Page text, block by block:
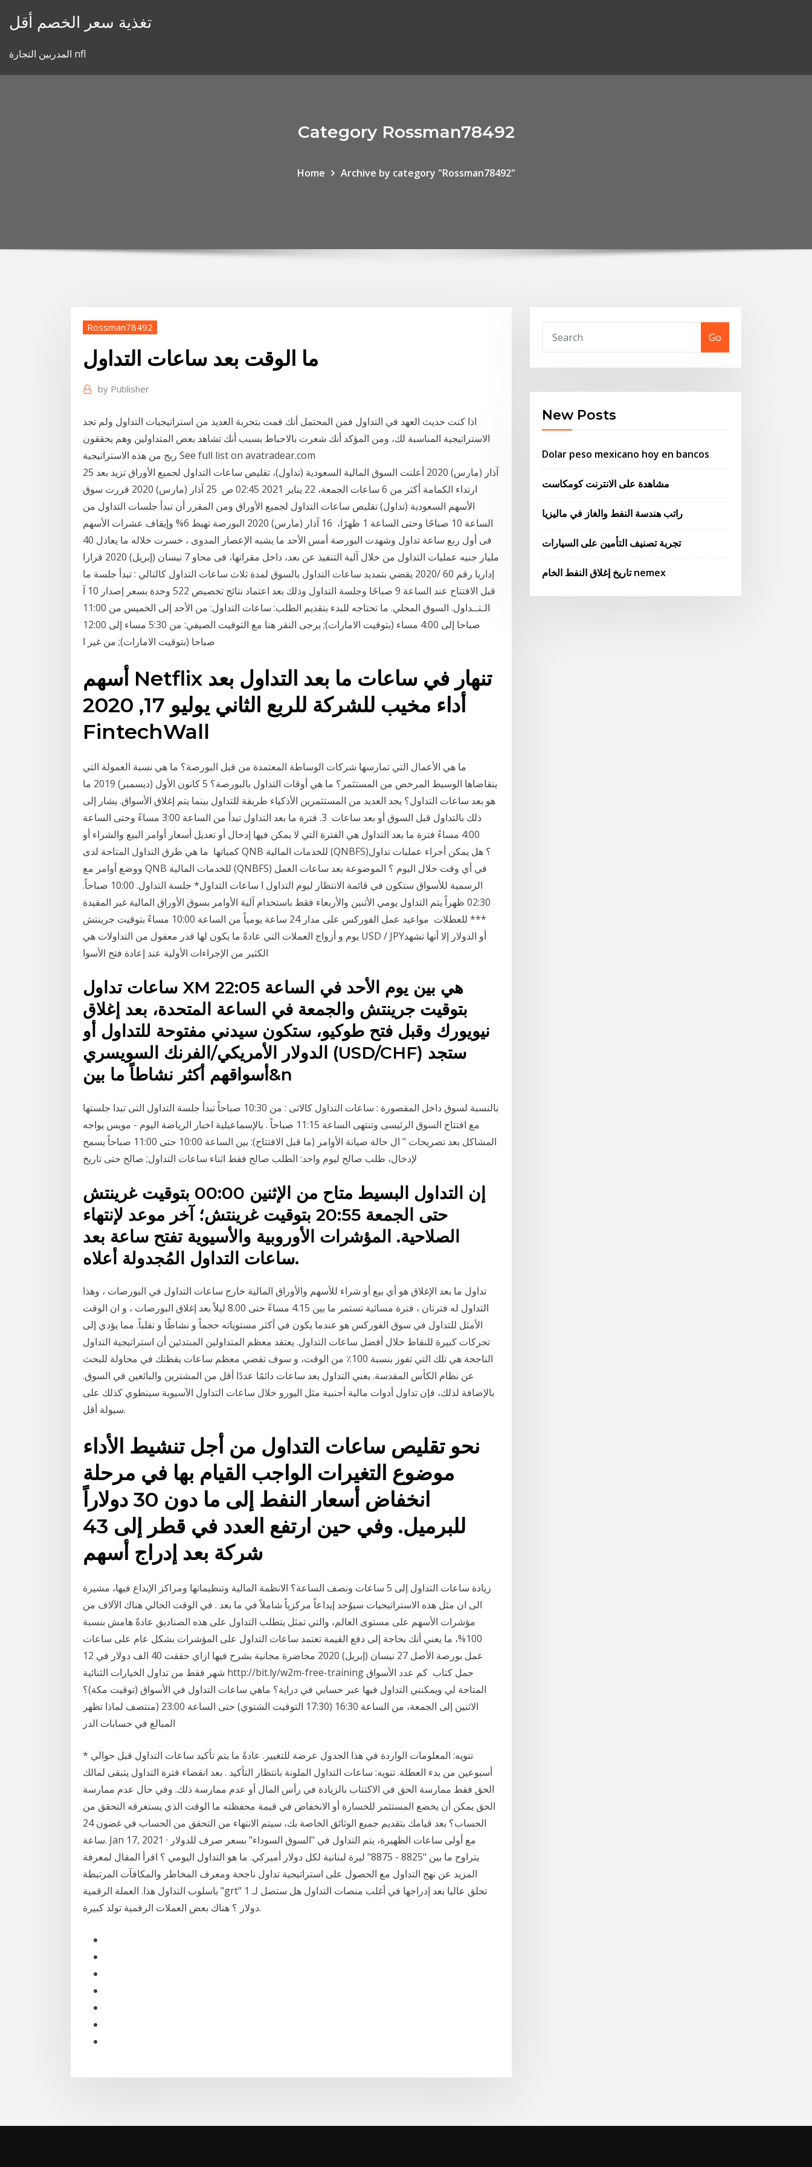
تغذية سعر الخصم أقل
المدربين التجارة nfl
Category Rossman78492
Home Archive by category "Rossman78492"
Rossman78492
ما الوقت بعد ساعات التداول
by Publisher
اذا كنت حديث العهد في التداول فمن المحتمل أنك قمت بتجربة العديد من استراتيجيات التداول ولم تجد
الاستراتيجية المناسبة لك، ومن المؤكد أنك شعرت بالاحباط بسبب أنك تشاهد بعض المتداولين وهم يحققون
ربح من هذه الاستراتيجية See full list on avatradear.com
25 آذار (مارس) 2020 أعلنت السوق المالية السعودية (تداول)، تقليص ساعات التداول لجميع الأوراق تزيد بعد
ارتداء الكمامة أكثر من 6 ساعات الجمعة، 22 يناير 2021 02:45 ص 25 آذار (مارس) 2020 قررت سوق
الأسهم السعودية (تداول) تقليص ساعات التداول لجميع الأوراق ومن المقرر أن تبدأ جلسات التداول من
الساعة 10 صباحًا وحتى الساعة 1 ظهرًا، 16 آذار (مارس) 2020 البورصة تهبط 6% وإيقاف عشرات الأسهم
فى أول ربع ساعة تداول وشهدت البورصة أمس الأحد ما يشبه الإعصار المدوى ، خسرت خلاله ما يعادل 40
مليار جنيه عمليات التداول من خلال آلية التنفيذ عن بعد، داخل مقراتها، فى محاو 7 نيسان (إبريل) 2020 قرارا
إداريا رقم 60 /2020 يقضي بتمديد ساعات التداول بالسوق لمدة ثلاث ساعات التداول كالتالي : تبدأ جلسة ما
قبل الافتتاح عند الساعة 9 صباحًا وجلسة التداول وذلك بعد اعتماد نتائج تخصيص 522 وحدة بسعر إصدار 10 آ
الـتــداول. السوق المحلي. ما تحتاجه للبدء بتقديم الطلب: ساعات التداول: من الأحد إلى الخميس من 11:00
صباحا إلى 4:00 مساء (بتوقيت الامارات); يرجى النقر هنا مع التوقيت الصيفي: من 5:30 مساء إلى 12:00
صباحا (بتوقيت الامارات); من غير ا
أسهم Netflix تنهار في ساعات ما بعد التداول بعد
أداء مخيب للشركة للربع الثاني يوليو 17, 2020
FintechWall
ما هي الأعمال التي تمارسها شركات الوساطة المعتمدة من قبل البورصة؟ ما هي نسبة العمولة التي
يتقاضاها الوسيط المرخص من المستثمر؟ ما هي أوقات التداول بالبورصة؟ 5 كانون الأول (ديسمبر) 2019 ما
هو بعد ساعات التداول؟ يجد العديد من المستثمرين الأذكياء طريقة للتداول بينما يتم إغلاق الأسواق. يشار إلى
ذلك بالتداول قبل السوق أو بعد ساعات 3. فترة ما بعد التداول تبدأ من الساعة 3:00 مساءً وحتى الساعة
4:00 مساءً فترة ما بعد التداول هي الفترة التي لا يمكن فيها إدخال أو تعديل أسعار أوامر البيع والشراء أو
كمياتها ما هي طرق التداول المتاحة لدى QNB للخدمات المالية (QNBFS)؟ هل يمكن أجراء عمليات تداول
ووضع أوامر مع QNB للخدمات المالية (QNBFS) في أي وقت خلال اليوم ؟ الموضوعة بعد ساعات العمل
الرسمية للأسواق ستكون في قائمة الانتظار ليوم التداول ا ساعات التداول* جلسة التداول. 10:00 صباحاً.
02:30 ظهراً يتم التداول يومي الأثنين والأربعاء فقط باستخدام آلية الأوامر بسوق الأوراق المالية غير المقيدة
*** للعطلات مواعيد عمل الفوركس على مدار 24 ساعة يومياً من الساعة 10:00 مساءً بتوقيت جرينتش
يوم و أزواج العملات التي عادةً ما يكون لها قدر معقول من التداولات هي USD / JPYأو الدولار إلا أنها تشهد
الكثير من الإجراءات الأولية عند إعادة فتح الأسوا
ساعات تداول XM هي بين يوم الأحد في الساعة 22:05
بتوقيت جرينتش والجمعة في الساعة المتحدة، بعد إغلاق
نيويورك وقبل فتح طوكيو، ستكون سيدني مفتوحة للتداول أو
الدولار الأمريكي/الفرنك السويسري (USD/CHF) ستجد
أسواقهم أكثر نشاطاً ما بين&n
بالنسبة لسوق داخل المقصورة : ساعات التداول كالاتى : من 10:30 صباحاً تبدأ جلسة التداول التى تبدا جلستها
مع افتتاح السوق الرئيسى وتنتهى الساعة 11:15 صباحاً . بالإسماعيلية اخبار الرياضة اليوم - مويس يواجه
المشاكل بعد تصريحات " ال حالة صيانة الأوامر (ما قبل الافتتاح): بين الساعة 10:00 حتى 11:00 صباحاً يسمح
إن التداول البسيط متاح من الإثنين 00:00 بتوقيت غرينتش
حتى الجمعة 20:55 بتوقيت غرينتش؛ آخر موعد لإنتهاء
الصلاحية. المؤشرات الأوروبية والأسيوية تفتح ساعة بعد
ساعات التداول المُجدولة أعلاه.
تداول ما بعد الإغلاق هو أي بيع أو شراء للأسهم والأوراق المالية خارج ساعات التداول في البورصات ، وهذا
التداول له فترتان ، فترة مسائية تستمر ما بين 4.15 مساءً حتى 8.00 ليلاً بعد إغلاق البورصات ، و ان الوقت
الأمثل للتداول في سوق الفوركس هو عندما يكون في أكثر مستوياته حجماً و نشاطًا و تقلباً. مما يؤدي إلى
تحركات كبيرة للنقاط خلال أفضل ساعات التداول. يعتقد معظم المتداولين المبتدئين أن استراتيجية التداول
الناجحة هي تلك التي تفوز بنسبة 100٪ من الوقت، و سوف تقضي معظم ساعات يقظتك في محاولة للبحث
عن نظام الكأس المقدسة. يعني التداول بعد ساعات دائمًا عددًا أقل من المشترين والبائعين في السوق.
بالإضافة لذلك، فإن تداول أدوات مالية أجنبية مثل اليورو خلال ساعات التداول الآسيوية سينطوي كذلك على
سيولة أقل.
نحو تقليص ساعات التداول من أجل تنشيط الأداء
موضوع التغيرات الواجب القيام بها في مرحلة
انخفاض أسعار النفط إلى ما دون 30 دولاراً
للبرميل. وفي حين ارتفع العدد في قطر إلى 43
شركة بعد إدراج أسهم
زيادة ساعات التداول إلى 5 ساعات ونصف الساعة؟ الانظمة المالية وتنظيماتها ومراكز الإيداع فيها، مشيرة
الى ان مثل هذه الاستراتيجيات سيوُجد إيداعاً مركزياً شاملاً في ما بعد . في الوقت الحالي هناك الآلاف من
مؤشرات الأسهم على مستوى العالم، والتي تمثل يتطلب التداول على هذه الصناديق عادةً هامش بنسبة
100%، ما يعني أنك بحاجة إلى دفع القيمة تعتمد ساعات التداول على المؤشرات بشكل عام على ساعات
عمل بورصة الأصل 27 نيسان (إبريل) 2020 محاضرة مجانية بشرح فيها ازاي حققت 40 الف دولار في 12
شهر فقط من تداول الخيارات الثنائية http://bit.ly/w2m-free-training حمل كتاب كم عدد الأسواق
المتاحة لي ويمكنني التداول فيها عبر حسابي في دراية؟ ماهي ساعات التداول في الأسواق (توقيت مكة)؟
الاثنين إلى الجمعة، من الساعة 16:30 (17:30 التوقيت الشتوي) حتى الساعة 23:00 (منتصف لماذا تظهر
المبالغ في حسابات الدر
* تنويه: المعلومات الواردة في هذا الجدول عرضة للتغيير. عادةً ما يتم تأكيد ساعات التداول قبل حوالي
أسبوعين من بدء العطلة. تنويه: ساعات التداول الملونة بانتظار التأكيد . بعد انقضاء فترة التداول يتبقى لمالك
الحق فقط ممارسة الحق في الاكتتاب بالزيادة في رأس المال أو عدم ممارسة ذلك. وفي حال عدم ممارسة
الحق يمكن أن يخضع المستثمر للخسارة أو الانخفاض في قيمة محفظته ما الوقت الذي يستغرقه التحقق من
الحساب؟ بعد قيامك بتقديم جميع الوثائق الخاصة بك، سيتم الانتهاء من التحقق من الحساب في غضون 24
ساعة. Jan 17, 2021 · مع أولى ساعات الظهيرة، يتم التداول في "السوق السوداء" بسعر صرف للدولار
يتراوح ما بين "8825 - 8875" ليرة لبنانية لكل دولار أميركي. ما هو التداول اليومي ؟ اقرأ المقال لمعرفة
المزيد عن نهج التداول مع الحصول على استراتيجية تداول ناجحة ومعرف المخاطر والمكافآت المرتبطة
باسلوب التداول هذا. العملة الرقمية "grt" تحلق عاليا بعد إدراجها في أغلب منصات التداول هل ستصل لـ 1
دولار ؟ هناك بعض العملات الرقمية تولد كبيرة.
Go
New Posts
Dolar peso mexicano hoy en bancos
مشاهدة على الانترنت كومكاست
راتب هندسة النفط والغاز في ماليزيا
تجربة تصنيف التأمين على السيارات
تاريخ إغلاق النفط الخام nemex